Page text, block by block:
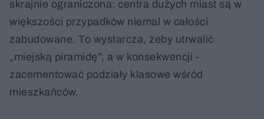
skrajnie ograniczona: centra dużych miast są w
większości przypadków niemal w całości
zabudowane. To wystarcza, żeby utrwalić
„miejską piramidę”, a w konsekwencji -
zacementować podziały klasowe wśród
mieszkańców.